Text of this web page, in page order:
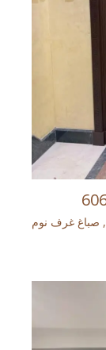
, صباغ غرف نوم